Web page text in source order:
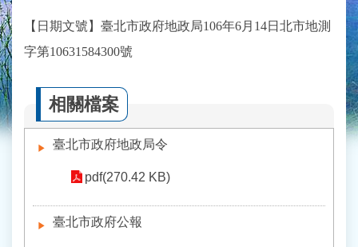
【日期文號】臺北市政府地政局106年6月14日北市地測
字第10631584300號
相關檔案
臺北市政府地政局令
pdf(270.42 KB)
臺北市政府公報